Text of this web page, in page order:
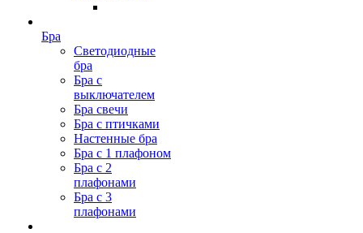
Бра
Светодиодные
бра
Бра с
выключателем
Бра свечи
Бра с птичками
Настенные бра
Бра с 1 плафоном
Бра с 2
плафонами
Бра с 3
плафонами